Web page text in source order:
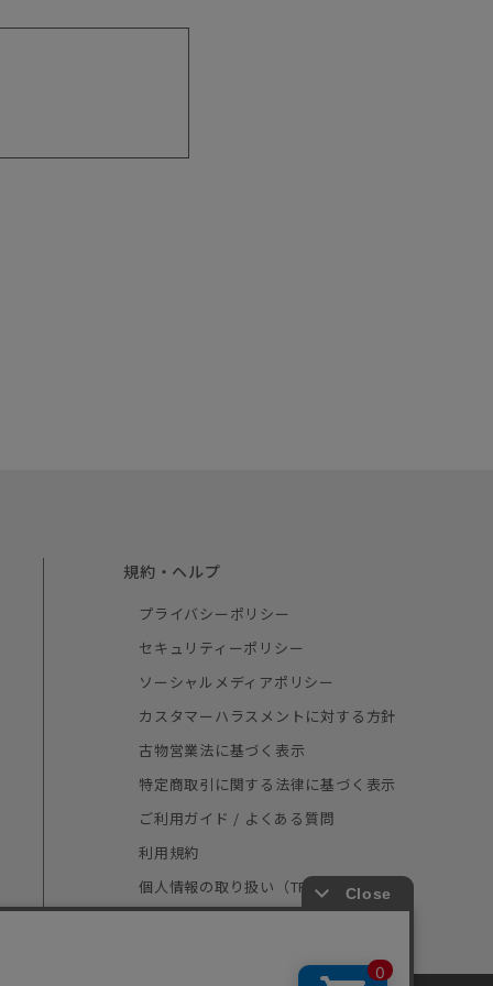
規約・ヘルプ
プライバシーポリシー
セキュリティーポリシー
ソーシャルメディアポリシー
カスタマーハラスメントに対する方針
古物営業法に基づく表示
特定商取引に関する法律に基づく表示
ご利用ガイド / よくある質問
利用規約
個人情報の取り扱い（TRUSTe）